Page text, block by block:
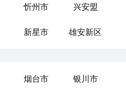
忻州市 兴安盟
新星市 雄安新区
烟台市 银川市